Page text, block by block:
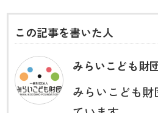
この記事を書いた人
みらいこども財
みらいこども